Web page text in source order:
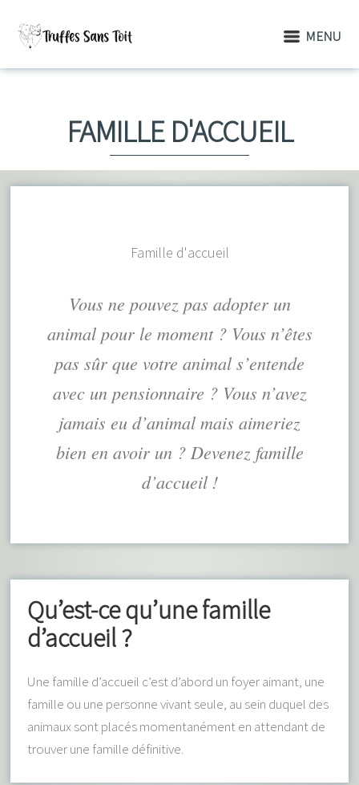
MENU
FAMILLE D'ACCUEIL
Famille d'accueil
Vous ne pouvez pas adopter un
animal pour le moment ? Vous n’êtes
pas sûr que votre animal s’entende
avec un pensionnaire ? Vous n’avez
jamais eu d’animal mais aimeriez
bien en avoir un ? Devenez famille
d’accueil !
Qu’est-ce qu’une famille
d’accueil ?
Une famille d’accueil c’est d’abord un foyer aimant, une
famille ou une personne vivant seule, au sein duquel des
animaux sont placés momentanément en attendant de
trouver une famille définitive.